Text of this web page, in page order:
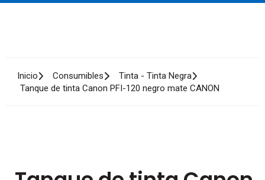
Inicio Consumibles
Tinta - Tinta Negra
Tanque de tinta Canon PFI-120 negro mate CANON